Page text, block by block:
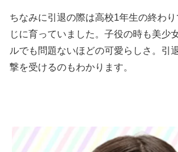
ちなみに引退の際は高校1年生の終わ
じに育っていました。子役の時も美少
ルでも問題ないほどの可愛らしさ。引
撃を受けるのもわかります。